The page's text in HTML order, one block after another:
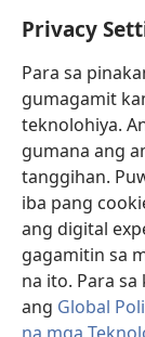
Privacy
Para sa
gumagamit
teknolohiya.
gumana ang
tanggihan.
iba pang
ang digital
gagamitin sa
na ito. Para
ang Global
(may
na
bagong
window)
Watchtower
(may
bubukas
na
bagong
window)
JW Hub ®
(may
bubukas
bagong
window)
JW Library ®
Watchtower